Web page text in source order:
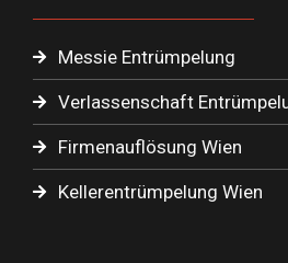
Messie Entrümpelung
Verlassenschaft
Firmenauflösung Wien
Kellerentrümpelung Wien